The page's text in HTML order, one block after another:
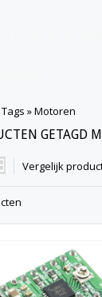
Tags »Motoren
GETAGD
Vergelijk